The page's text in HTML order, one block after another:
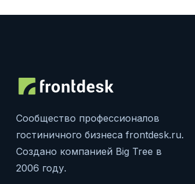
Сообщество профессионалов
гостиничного бизнеса frontdesk.ru.
Создано компанией Big Tree в
2006 году.